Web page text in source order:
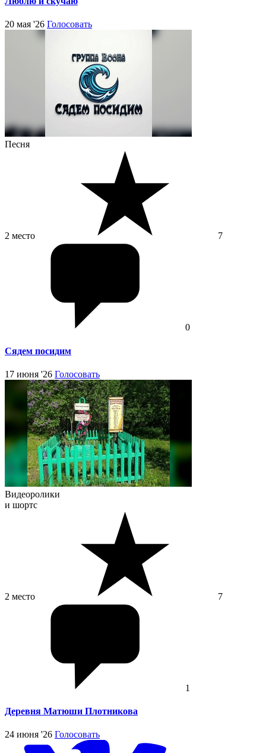
20 мая '26 Голосовать
Песня
2 место 7
0
Сядем посидим
17 июня '26 Голосовать
Видеоролики
и шортс
2 место 7
1
Деревня Матюши Плотникова
24 июня '26 Голосовать